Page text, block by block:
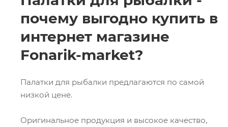
почему выгодно купить в
интернет магазине
Fonarik-market?
Палатки для рыбалки предлагаются по самой
низкой цене.
Оригинальное продукция и высокое качество,